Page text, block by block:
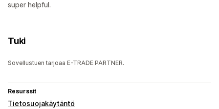
super helpful.
Tuki
Sovellustuen tarjoaa E-TRADE PARTNER.
Resurssit
Tietosuojakäytäntö